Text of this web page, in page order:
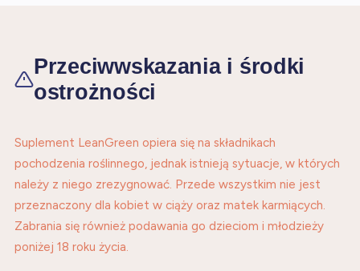
Przeciwwskazania i środki
ostrożności
Suplement LeanGreen opiera się na składnikach
pochodzenia roślinnego, jednak istnieją sytuacje, w których
należy z niego zrezygnować. Przede wszystkim nie jest
przeznaczony dla kobiet w ciąży oraz matek karmiących.
Zabrania się również podawania go dzieciom i młodzieży
poniżej 18 roku życia.